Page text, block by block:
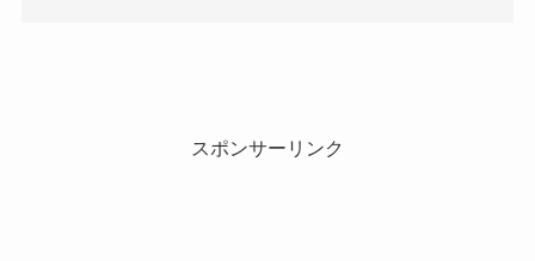
スポンサーリンク